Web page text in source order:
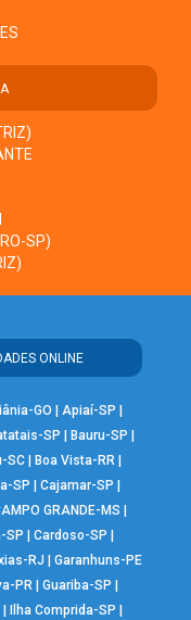
SP)
ONLINE
GO Apiaí-SP
SP Bauru-SP
SC Boa Vista-RR
SP Cajamar-SP
GRANDE-MS
SP Cardoso-SP
RJ
Garanhuns-PE
PR| Guariba-SP
Ilha Comprida-SP